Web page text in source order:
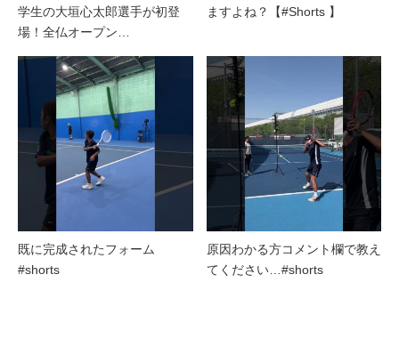
学生の大垣心太郎選手が初登
場！全仏オープン…
ますよね？【#Shorts 】
既に完成されたフォーム
#shorts
原因わかる方コメント欄で教え
てください…#shorts